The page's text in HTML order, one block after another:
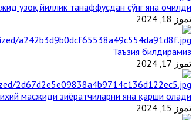
узоқ йиллик танаффусдан сўнг яна очилди
تموز 18, 2024
Таъзия билдирамиз
تموز 17, 2024
масжиди зиёратчиларни яна қарши олади
تموز 15, 2024